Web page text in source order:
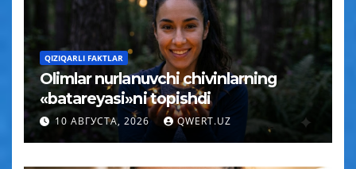
QIZIQARLI FAKTLAR
Olimlar nurlanuvchi chivinlarning
«batareyasi»ni topishdi
10 АВГУСТА, 2026 QWERT.UZ